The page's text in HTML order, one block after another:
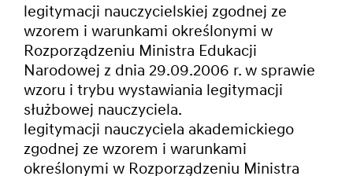
legitymacji nauczycielskiej zgodnej ze
wzorem i warunkami określonymi w
Rozporządzeniu Ministra Edukacji
Narodowej z dnia 29.09.2006 r. w sprawie
wzoru i trybu wystawiania legitymacji
służbowej nauczyciela.
legitymacji nauczyciela akademickiego
zgodnej ze wzorem i warunkami
określonymi w Rozporządzeniu Ministra